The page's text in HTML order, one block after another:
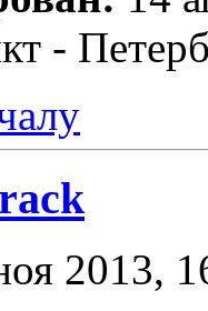
-
2013,